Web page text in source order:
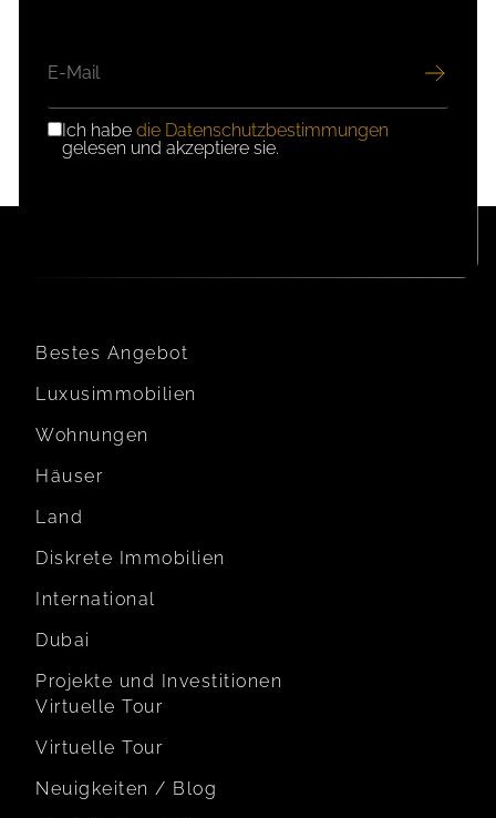
MAIL
DSGVO-
EINWILLIGUNG
Ich habe die Datenschutzbestimmungen
gelesen und akzeptiere sie.
Bestes Angebot
Luxusimmobilien
Wohnungen
Häuser
Land
Diskrete Immobilien
International
Dubai
Projekte und Investitionen
Virtuelle Tour
Virtuelle Tour
Neuigkeiten / Blog